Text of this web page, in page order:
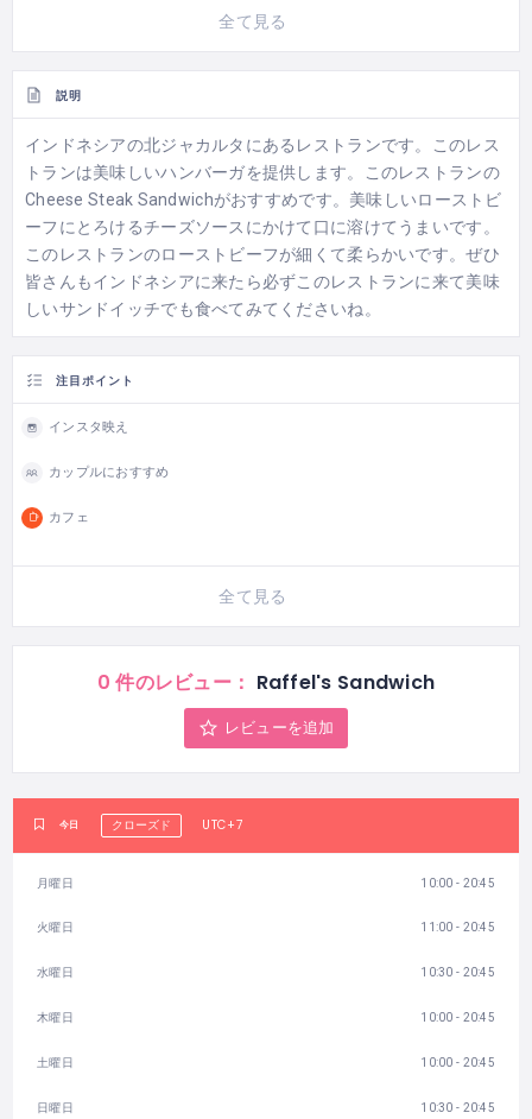
全て見る
説明
インドネシアの北ジャカルタにあるレストランです。このレス
トランは美味しいハンバーガを提供します。このレストランの
Cheese Steak Sandwichがおすすめです。美味しいローストビ
ーフにとろけるチーズソースにかけて口に溶けてうまいです。
このレストランのローストビーフが細くて柔らかいです。ぜひ
皆さんもインドネシアに来たら必ずこのレストランに来て美味
しいサンドイッチでも食べてみてくださいね。
注目ポイント
インスタ映え
カップルにおすすめ
カフェ
全て見る
0 件のレビュー： Raffel's Sandwich
レビューを追加
今日 クローズド UTC+7
月曜日 10:00 - 20:45
火曜日 11:00 - 20:45
水曜日 10:30 - 20:45
木曜日 10:00 - 20:45
土曜日 10:00 - 20:45
日曜日 10:30 - 20:45